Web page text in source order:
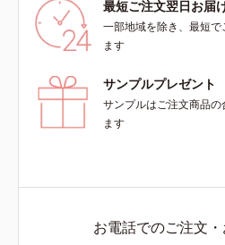
最短ご注文翌日お届
一部地域を除き、最短
ます
サンプルプレゼント
サンプルはご注文商品
ます
お電話でのご注文